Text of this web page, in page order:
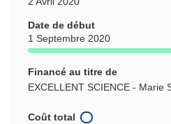
Date de début
1 Septembre 2020
Financé au titre de
EXCELLENT SCIENCE - Marie
Coût total